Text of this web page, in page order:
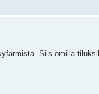
Siis omilla